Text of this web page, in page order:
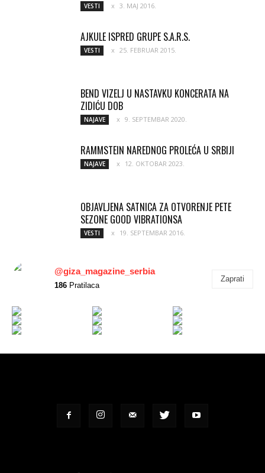
VESTI 3. MAJ 2016.
AJKULE ISPRED GRUPE S.A.R.S.
VESTI 25. FEBRUAR 2015.
BEND VIZELJ U NASTAVKU KONCERATA NA
ZIDIĆU DOB
NAJAVE 9. SEPTEMBAR 2020.
RAMMSTEIN NAREDNOG PROLEĆA U SRBIJI
NAJAVE 12. OKTOBAR 2023.
OBJAVLJENA SATNICA ZA OTVORENJE PETE
SEZONE GOOD VIBRATIONSA
VESTI 19. SEPTEMBAR 2016.
@giza_magazine_serbia
186 Pratilaca
Zaprati